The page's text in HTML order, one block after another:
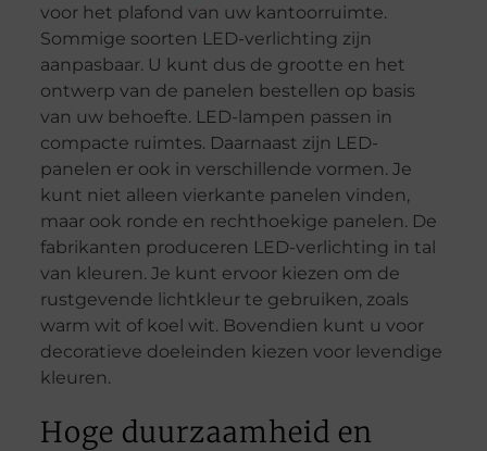
voor het plafond van uw kantoorruimte.
Sommige soorten LED-verlichting zijn
aanpasbaar. U kunt dus de grootte en het
ontwerp van de panelen bestellen op basis
van uw behoefte. LED-lampen passen in
compacte ruimtes. Daarnaast zijn LED-
panelen er ook in verschillende vormen. Je
kunt niet alleen vierkante panelen vinden,
maar ook ronde en rechthoekige panelen. De
fabrikanten produceren LED-verlichting in tal
van kleuren. Je kunt ervoor kiezen om de
rustgevende lichtkleur te gebruiken, zoals
warm wit of koel wit. Bovendien kunt u voor
decoratieve doeleinden kiezen voor levendige
kleuren.
Hoge duurzaamheid en